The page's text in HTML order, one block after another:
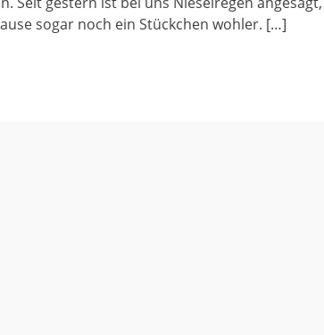
sogar noch ein Stückchen wohler. […]